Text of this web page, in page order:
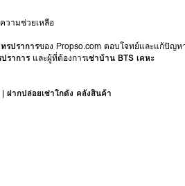
วามช่วยเหลือ
รปราการของ Propso.com ตอบโจทย์และแก้ปัญห
ราการ และผู้ที่ต้องการเช่าบ้าน BTS เคหะ
| ฝากปล่อยเช่าโกดัง คลังสินค้า